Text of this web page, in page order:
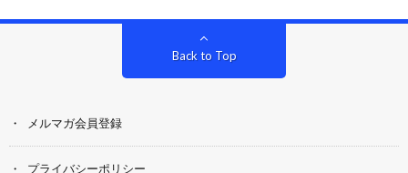
Back to Top
メルマガ会員登録
プライバシーポリシー